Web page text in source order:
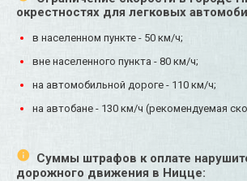
окрестностях для легковых
в населенном пункте - 50 км/ч;
вне населенного пункта - 80 км/ч;
на автомобильной дороге - 110 км/ч;
на автобане - 130 км/ч (рекомендуемая
Суммы штрафов к оплате
дорожного движения в Ницце: